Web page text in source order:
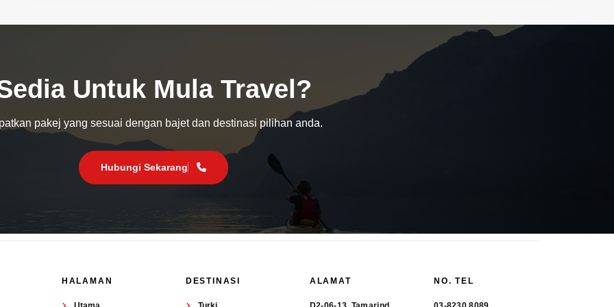
Untuk Mula Travel?
pakej yang sesuai dengan bajet dan destinasi pilihan anda.
Hubungi Sekarang
HALAMAN DESTINASI ALAMAT NO. TEL